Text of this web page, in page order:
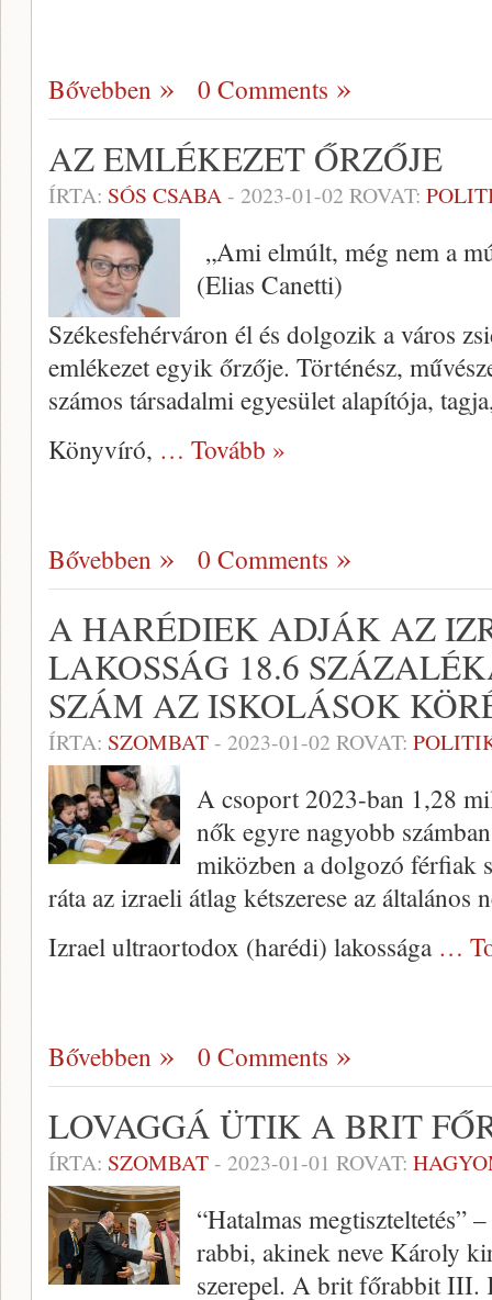
Bővebben 0 Comments
AZ EMLÉKEZET ŐRZŐJE
ÍRTA: SÓS CSABA- 2023-01-02 ROVAT:
„Ami elmúlt, még nem a
(Elias Canetti)
Székesfehérváron él és dolgozik a város
emlékezet egyik őrzője. Történész,
számos társadalmi egyesület alapítója,
Könyvíró, … Tovább »
Bővebben 0 Comments
A HARÉDIEK ADJÁK AZ
LAKOSSÁG 18.6
SZÁM AZ ISKOLÁSOK
ÍRTA: SZOMBAT- 2023-01-02 ROVAT:
A csoport 2023-ban 1,28
nők egyre nagyobb
miközben a dolgozó férfiak
ráta az izraeli átlag kétszerese az általános
Izrael ultraortodox (harédi) lakossága …
Bővebben 0 Comments
LOVAGGÁ ÜTIK A BRIT
ÍRTA: SZOMBAT- 2023-01-01 ROVAT:
“Hatalmas
rabbi, akinek neve Károly
szerepel. A brit főrabbit III.